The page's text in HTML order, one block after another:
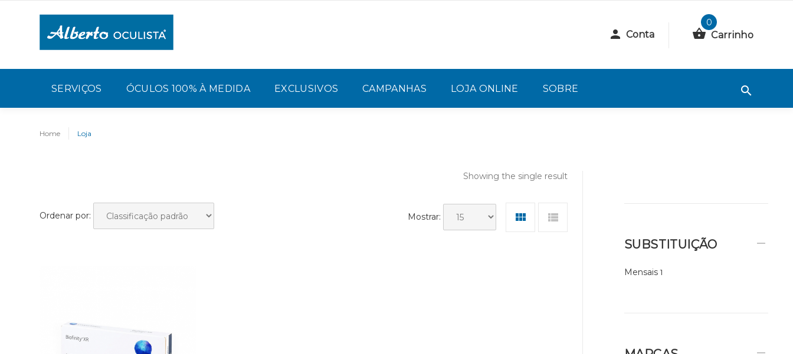
Conta
0
Carrinho
SERVIÇOS ÓCULOS 100% À MEDIDA EXCLUSIVOS CAMPANHAS LOJA ONLINE SOBRE
Home Loja
Showing the single result
Ordenar por: Mostrar:
SUBSTITUIÇÃO
Mensais 1